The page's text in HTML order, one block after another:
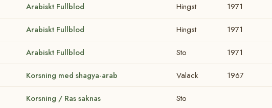
Arabiskt Fullblod Hingst 1971
Arabiskt Fullblod Hingst 1971
Arabiskt Fullblod Sto 1971
Korsning med shagya-arab Valack 1967
Korsning / Ras saknas Sto